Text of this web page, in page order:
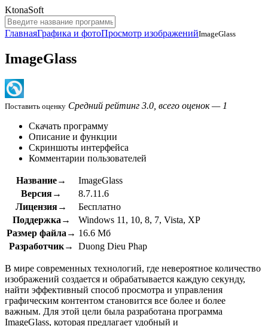
KtonaSoft
ГлавнаяГрафика и фотоПросмотр изображенийImageGlass
ImageGlass
Поставить оценку Средний рейтинг 3.0, всего оценок — 1
Скачать программу
Описание и функции
Скриншоты интерфейса
Комментарии пользователей
Название→
ImageGlass
Версия→
8.7.11.6
Лицензия→
Бесплатно
Поддержка→
Windows 11, 10, 8, 7, Vista, XP
Размер файла→ 16.6 Мб
Разработчик→
Duong Dieu Phap
В мире современных технологий, где невероятное количество
изображений создается и обрабатывается каждую секунду,
найти эффективный способ просмотра и управления
графическим контентом становится все более и более
важным. Для этой цели была разработана программа
ImageGlass, которая предлагает удобный и